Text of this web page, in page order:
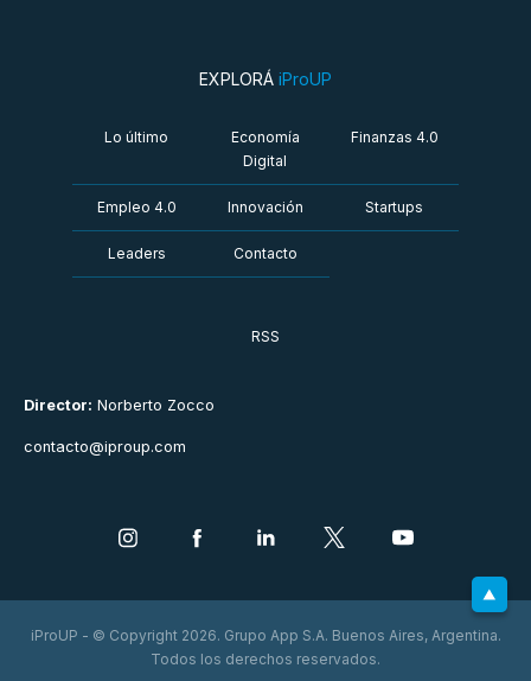
Director: Norberto Zocco
contacto@iproup.com
EXPLORÁ iProUP
Lo último
Economía
Digital
Finanzas 4.0
Empleo 4.0 Innovación Startups
Leaders Contacto
RSS
iProUP - © Copyright 2026. Grupo App S.A. Buenos Aires, Argentina.
Todos los derechos reservados.